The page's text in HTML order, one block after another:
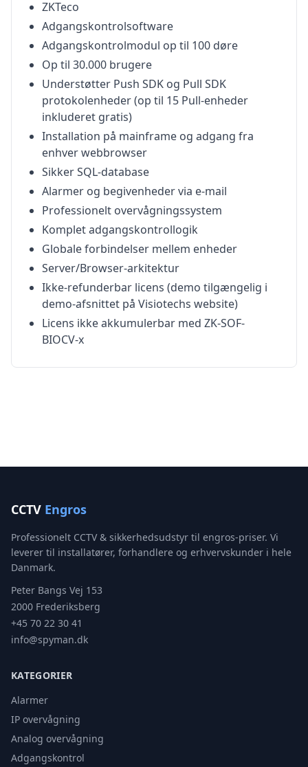
ZKTeco
Adgangskontrolsoftware
Adgangskontrolmodul op til 100 døre
Op til 30.000 brugere
Understøtter Push SDK og Pull SDK
protokolenheder (op til 15 Pull-enheder
inkluderet gratis)
Installation på mainframe og adgang fra
enhver webbrowser
Sikker SQL-database
Alarmer og begivenheder via e-mail
Professionelt overvågningssystem
Komplet adgangskontrollogik
Globale forbindelser mellem enheder
Server/Browser-arkitektur
Ikke-refunderbar licens (demo tilgængelig i
demo-afsnittet på Visiotechs website)
Licens ikke akkumulerbar med ZK-SOF-
BIOCV-x
CCTV Engros
Professionelt CCTV & sikkerhedsudstyr til engros-priser. Vi
leverer til installatører, forhandlere og erhvervskunder i hele
Danmark.
Peter Bangs Vej 153
2000 Frederiksberg
+45 70 22 30 41
info@spyman.dk
KATEGORIER
Alarmer
IP overvågning
Analog overvågning
Adgangskontrol